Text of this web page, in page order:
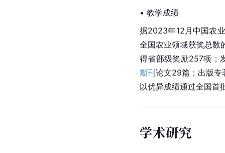
• 教学成绩
据2023年12月中国农
全国农业领域获奖总数
得省部级奖励257项；
期刊论文29篇；出版专
以优异成绩通过全国首
学术研究